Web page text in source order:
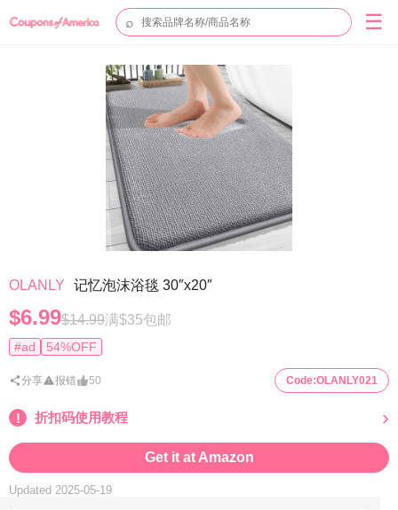
⌕ ☰
OLANLY 记忆泡沫浴毯 30″x20″
$6.99$14.99满$35包邮
#ad 54%OFF
分享 报错 50 Code:OLANLY021
折扣码使用教程
Get it at Amazon
Updated 2025-05-19